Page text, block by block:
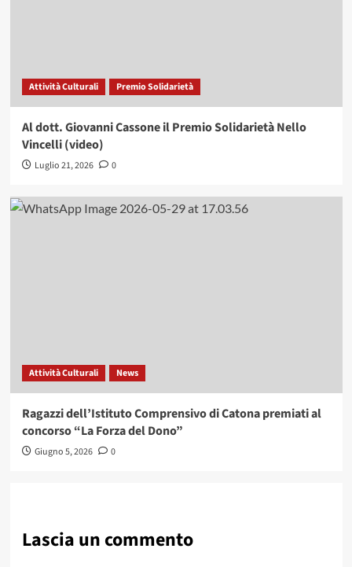
Attività Culturali Premio Solidarietà
Al dott. Giovanni Cassone il Premio Solidarietà Nello
Vincelli (video)
Luglio 21, 2026 0
Attività Culturali News
Ragazzi dell’Istituto Comprensivo di Catona premiati al
concorso “La Forza del Dono”
Giugno 5, 2026 0
Lascia un commento